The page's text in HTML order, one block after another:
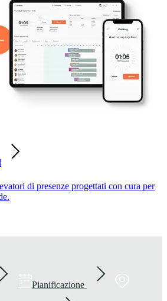
di presenze progettati con cura per
Pianificazione